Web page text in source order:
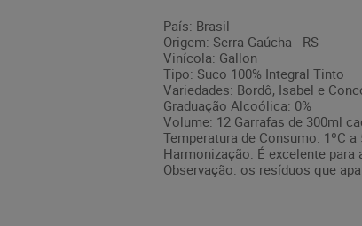
País: Brasil
Origem: Serra Gaúcha - RS
Vinícola: Gallon
Tipo: Suco 100% Integral Tinto
Variedades: Bordô, Isabel e
Graduação Alcoólica: 0%
Volume: 12 Garrafas de 300ml
Temperatura de Consumo: 1ºC a
Harmonização: É excelente
Observação: os resíduos que